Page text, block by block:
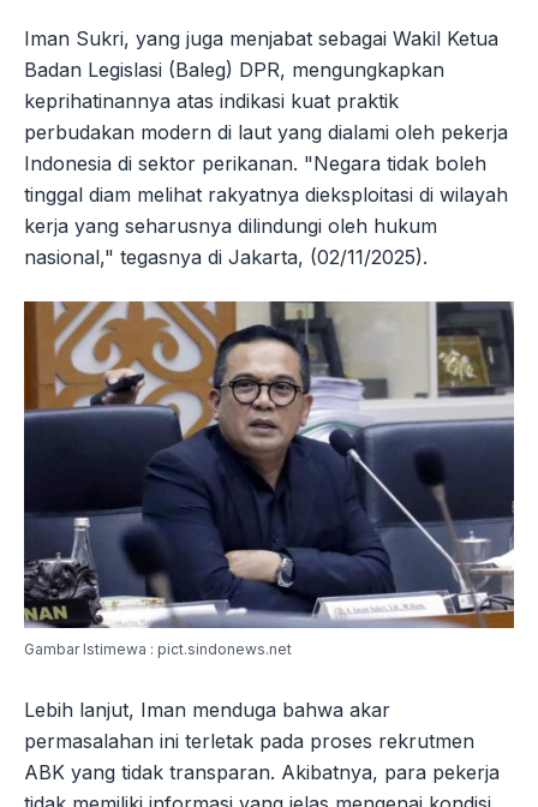
Iman Sukri, yang juga menjabat sebagai Wakil Ketua
Badan Legislasi (Baleg) DPR, mengungkapkan
keprihatinannya atas indikasi kuat praktik
perbudakan modern di laut yang dialami oleh pekerja
Indonesia di sektor perikanan. "Negara tidak boleh
tinggal diam melihat rakyatnya dieksploitasi di wilayah
kerja yang seharusnya dilindungi oleh hukum
nasional," tegasnya di Jakarta, (02/11/2025).
Gambar Istimewa : pict.sindonews.net
Lebih lanjut, Iman menduga bahwa akar
permasalahan ini terletak pada proses rekrutmen
ABK yang tidak transparan. Akibatnya, para pekerja